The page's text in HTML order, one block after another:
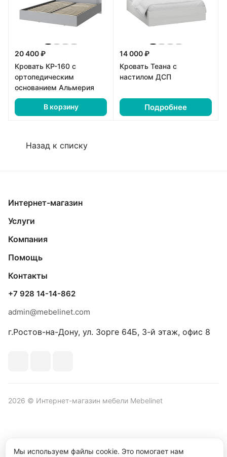
20 400 ₽
Кровать КР-160 с
ортопедическим
основанием Альмерия
В корзину
14 000 ₽
Кровать Теана с
настилом ДСП
Подробнее
Назад к списку
Интернет-магазин
Услуги
Компания
Помощь
Контакты
+7 928 14-14-862
admin@mebelinet.com
г.Ростов-на-Дону, ул. Зорге 64Б, 3-й этаж, офис 8
2026 © Интернет-магазин мебели Mebelinet
Политика обработки персональных данных
Мы используем файлы cookie. Это помогает нам